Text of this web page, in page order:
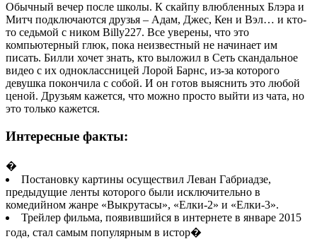
Обычный вечер после школы. К скайпу влюбленных Блэра и
Митч подключаются друзья – Адам, Джес, Кен и Вэл… и кто-
то седьмой с ником Billy227. Все уверены, что это
компьютерный глюк, пока неизвестный не начинает им
писать. Билли хочет знать, кто выложил в Сеть скандальное
видео с их одноклассницей Лорой Барнс, из-за которого
девушка покончила с собой. И он готов выяснить это любой
ценой. Друзьям кажется, что можно просто выйти из чата, но
это только кажется.
Интересные факты:
�
Постановку картины осуществил Леван Габриадзе,
предыдущие ленты которого были исключительно в
комедийном жанре «Выкрутасы», «Елки-2» и «Елки-3».
Трейлер фильма, появившийся в интернете в январе 2015
года, стал самым популярным в истор�